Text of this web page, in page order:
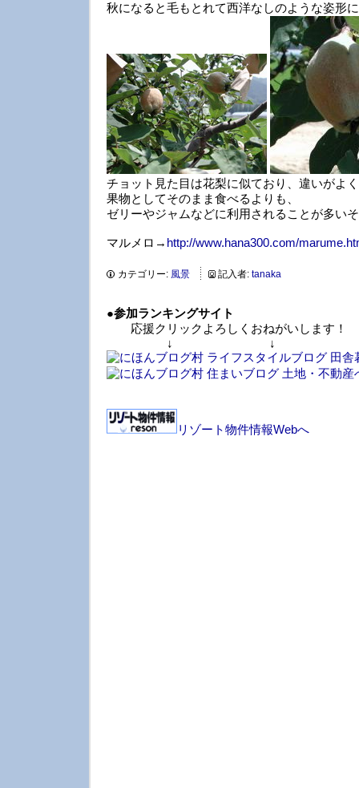
秋になると毛もとれて西洋なしのような姿形
チョット見た目は花梨に似ており、違いがよ
果物としてそのまま食べるよりも、
ゼリーやジャムなどに利用されることが多い
マルメロ→ http://www.hana300.com/
カテゴリー: 風景 記入者: tanaka
●参加ランキングサイト
応援クリックよろしくおねがいします！
↓ ↓
リゾート物件情報Webへ